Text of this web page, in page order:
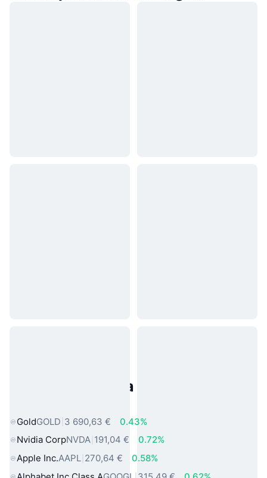
Populárne aktíva z reálneho
GoldGOLD 3 690,63 €
0.43%
Nvidia CorpNVDA 191,04 €
0.72%
Apple Inc.AAPL 270,64 €
0.58%